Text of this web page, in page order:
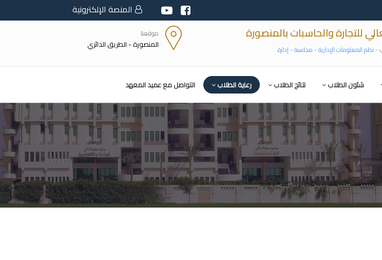
المنصة الإلكترونية
للتجارة والحاسبات بالمنصورة
نظم المعلومات الإدارية - محاسبة - إدارة
موقعنا
المنصورة - الطريق الدائري
شئون الطلاب نتائج الطلاب رعاية الطلاب التواصل مع عميد المعهد